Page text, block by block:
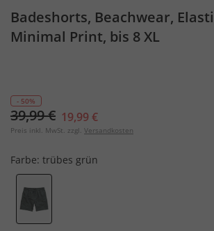
Badeshorts, Beachwear,
Minimal Print, bis 8 XL
- 50%
39,99 € 19,99 €
Preis inkl. MwSt. zzgl. Versandkosten
Farbe: trübes grün